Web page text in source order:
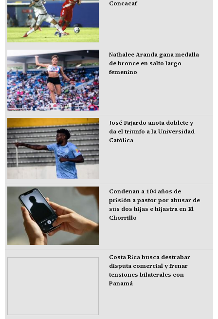
Concacaf
Nathalee Aranda gana medalla
de bronce en salto largo
femenino
José Fajardo anota doblete y
da el triunfo a la Universidad
Católica
Condenan a 104 años de
prisión a pastor por abusar de
sus dos hijas e hijastra en El
Chorrillo
Costa Rica busca destrabar
disputa comercial y frenar
tensiones bilaterales con
Panamá